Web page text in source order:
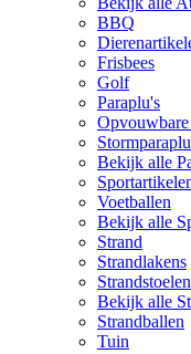
BBQ
Frisbees
Golf
Paraplu's
Bekijk alle
Voetballen
Bekijk alle
Strand
Strandlakens
Strandstoelen
Bekijk alle
Strandballen
Tuin